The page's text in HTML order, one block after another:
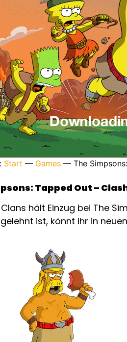
Start — Games — The
Tapped Out –
hält Einzug bei The
ist, könnt ihr in